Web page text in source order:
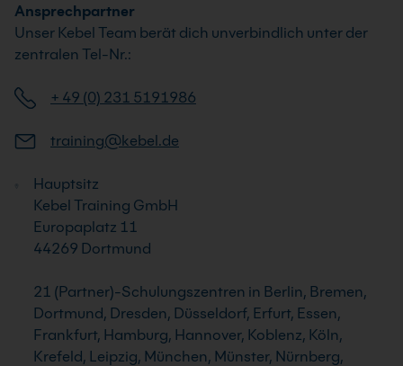
Ansprechpartner
Unser Kebel Team berät dich unverbindlich unter der
zentralen Tel-Nr.:
+ 49 (0) 231 5191986
training@kebel.de
Hauptsitz
Kebel Training GmbH
Europaplatz 11
44269 Dortmund
21 (Partner)-Schulungszentren in Berlin, Bremen,
Dortmund, Dresden, Düsseldorf, Erfurt, Essen,
Frankfurt, Hamburg, Hannover, Koblenz, Köln,
Krefeld, Leipzig, München, Münster, Nürnberg,